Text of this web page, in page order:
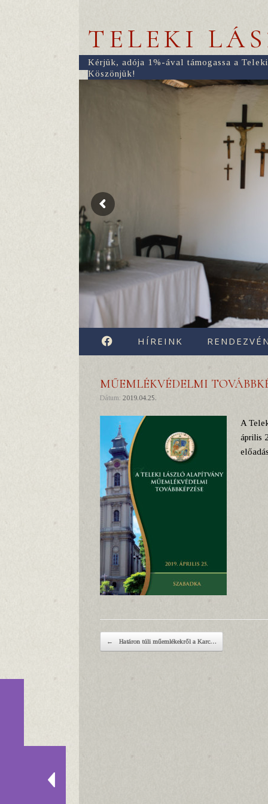
TELEKI
Kérjük, adója 1%-ával támogassa a
Köszönjük!
FACEBOOK
HÍREINK
MŰEMLÉKVÉDELMI
Dátum: 2019.04.25.
A
április
Post navigation
← Határon túli műemlékekről a Karc…